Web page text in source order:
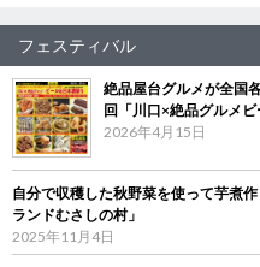
フェスティバル
絶品屋台グルメが全国
回「川口×絶品グルメ
2026年4月15日
自分で収穫した秋野菜を使って芋煮
ランドむさしの村」
2025年11月4日